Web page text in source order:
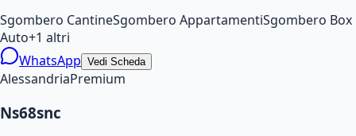
Sgombero CantineSgombero AppartamentiSgombero Box
Auto+1 altri
WhatsApp Vedi Scheda
AlessandriaPremium
Ns68snc